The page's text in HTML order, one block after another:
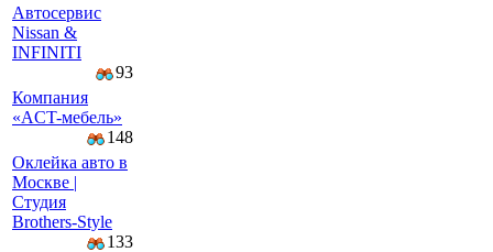
Автосервис
Nissan &
INFINITI
93
Компaния
«AСT-мeбeль»
148
Оклейка авто в
Москве |
Студия
Brothers-Style
133